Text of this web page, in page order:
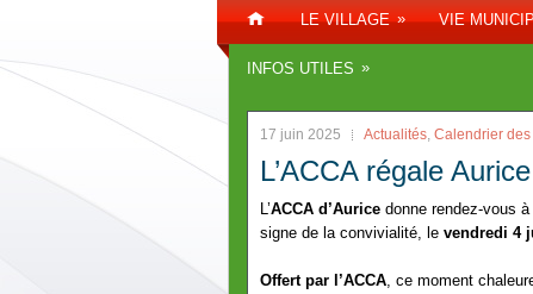
LE VILLAGE » VIE
INFOS UTILES »
17 juin 2025 Actualités, Calendrier
L’ACCA régale
L’ACCA d’Aurice donne rendez-vous
signe de la convivialité, le vendredi 4
Offert par l’ACCA, ce moment